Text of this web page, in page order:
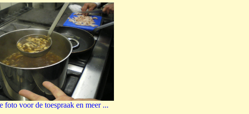
foto voor de toespraak en meer ...